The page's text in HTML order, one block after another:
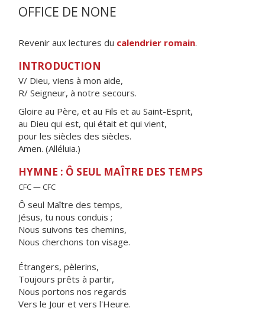
OFFICE DE NONE
Revenir aux lectures du calendrier romain.
INTRODUCTION
V/ Dieu, viens à mon aide,
R/ Seigneur, à notre secours.
Gloire au Père, et au Fils et au Saint-Esprit,
au Dieu qui est, qui était et qui vient,
pour les siècles des siècles.
Amen. (Alléluia.)
HYMNE : Ô SEUL MAÎTRE DES TEMPS
CFC — CFC
Ô seul Maître des temps,
Jésus, tu nous conduis ;
Nous suivons tes chemins,
Nous cherchons ton visage.
Étrangers, pèlerins,
Toujours prêts à partir,
Nous portons nos regards
Vers le Jour et vers l'Heure.